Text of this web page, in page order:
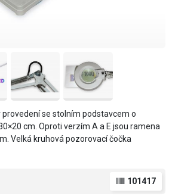
se stolním podstavcem o
cm. Oproti verzím A a E jsou ramena
Velká kruhová pozorovací čočka
101417